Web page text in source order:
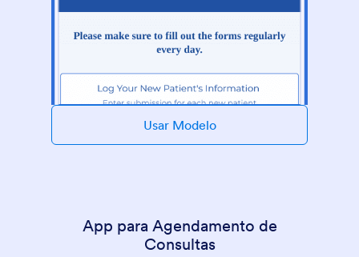
Usar Modelo
App para Agendamento de
Consultas